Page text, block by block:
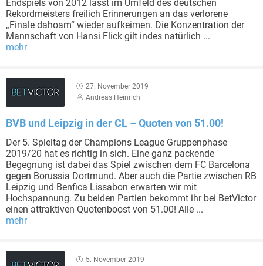
Endspiels von 2012 lässt im Umfeld des deutschen
Rekordmeisters freilich Erinnerungen an das verlorene
„Finale dahoam“ wieder aufkeimen. Die Konzentration der
Mannschaft von Hansi Flick gilt indes natürlich ...
mehr
27. November 2019
Andreas Heinrich
BVB und Leipzig in der CL – Quoten von 51.00!
Der 5. Spieltag der Champions League Gruppenphase
2019/20 hat es richtig in sich. Eine ganz packende
Begegnung ist dabei das Spiel zwischen dem FC Barcelona
gegen Borussia Dortmund. Aber auch die Partie zwischen RB
Leipzig und Benfica Lissabon erwarten wir mit
Hochspannung. Zu beiden Partien bekommt ihr bei BetVictor
einen attraktiven Quotenboost von 51.00! Alle ...
mehr
5. November 2019